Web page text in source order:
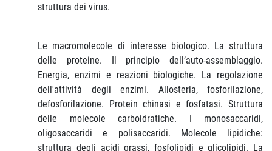
struttura dei virus.
Le macromolecole di interesse biologico. La struttura
delle proteine. Il principio dell’auto-assemblaggio.
Energia, enzimi e reazioni biologiche. La regolazione
dell'attività degli enzimi. Allosteria, fosforilazione,
defosforilazione. Protein chinasi e fosfatasi. Struttura
delle molecole carboidratiche. I monosaccaridi,
oligosaccaridi e polisaccaridi. Molecole lipidiche:
struttura degli acidi grassi, fosfolipidi e glicolipidi. La